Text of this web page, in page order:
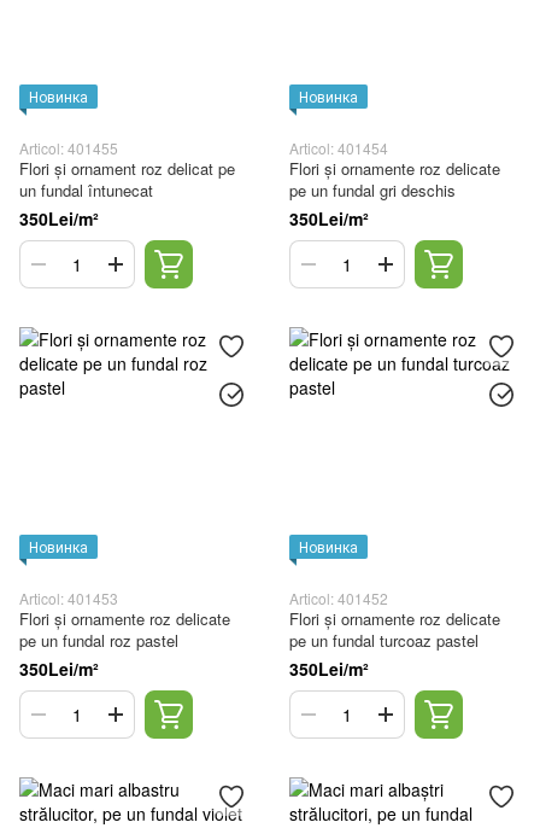
Новинка
Articol: 401455
Flori și ornament roz delicat pe
un fundal întunecat
350Lei/m²
Новинка
Articol: 401454
Flori și ornamente roz delicate
pe un fundal gri deschis
350Lei/m²
Новинка
Articol: 401453
Flori și ornamente roz delicate
pe un fundal roz pastel
350Lei/m²
Новинка
Articol: 401452
Flori și ornamente roz delicate
pe un fundal turcoaz pastel
350Lei/m²